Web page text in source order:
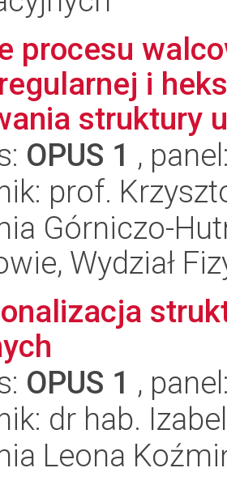
procesu
i
struktury
OPUS 1 ,
prof.
Górniczo-
Wydział
OPUS 1 ,
dr hab.
Leona